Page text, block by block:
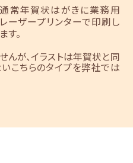
通常年賀状はがきに業務用
レーザープリンターで印刷し
ます。
が、イラストは年賀状と同
こちらのタイプを弊社では